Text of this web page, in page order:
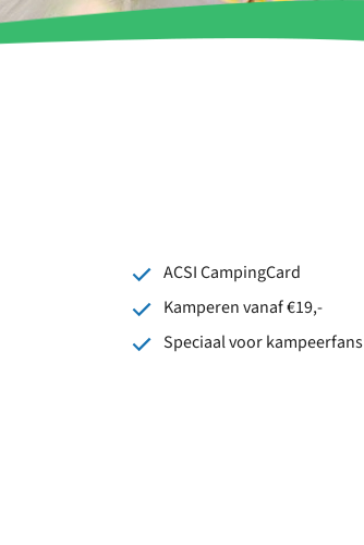
ACSI CampingCard
Kamperen vanaf €19,-
Speciaal voor kampeerfans